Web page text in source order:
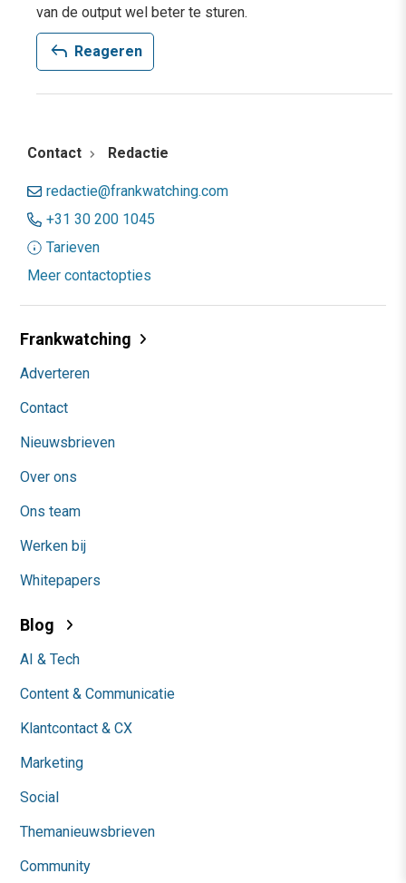
van de output wel beter te sturen.
reply Reageren
Contact Redactie
redactie@frankwatching.com
+31 30 200 1045
Tarieven
Meer contactopties
Frankwatching
Adverteren
Contact
Nieuwsbrieven
Over ons
Ons team
Werken bij
Whitepapers
Blog
AI & Tech
Content & Communicatie
Klantcontact & CX
Marketing
Social
Themanieuwsbrieven
Community